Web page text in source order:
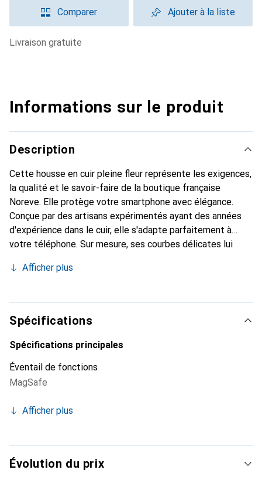
Comparer Ajouter à la liste
livraison gratuite
Informations sur le produit
Description
Cette housse en cuir pleine fleur représente les exigences,
la qualité et le savoir-faire de la boutique française
Noreve. Elle protège votre smartphone avec élégance.
Conçue par des artisans expérimentés ayant des années
d'expérience dans le cuir, elle s'adapte parfaitement à
votre téléphone. Sur mesure, ses courbes délicates lui
l'accessoire chic et indispensable pour votre smartphone.
qualité, la marque Noreve est un choix fiable pour une
clientèle exigeante.
Afficher plus
Spécifications
Spécifications principales
Éventail de fonctions
MagSafe
Afficher plus
Évolution du prix